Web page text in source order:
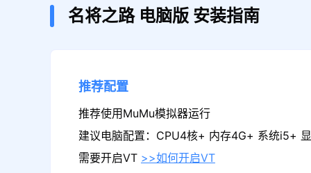
名将之路 电脑版 安装指南
推荐配置
推荐使用MuMu模拟器运行
建议电脑配置：CPU4核+ 内存4G+ 系统i5+
需要开启VT >>如何开启VT